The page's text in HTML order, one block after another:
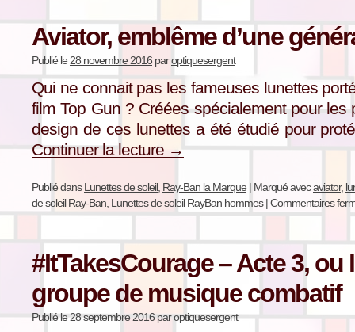
Aviator, emblême d’une
Publié le 28 novembre 2016 paroptiquesergent
Qui ne connait pas les fameuses lunettes
film Top Gun ? Créées spécialement pour les
design de ces lunettes a été étudié pour
Continuer la lecture →
Publié dans Lunettes de soleil, Ray-Ban la Marque | Marqué avecaviator,
de soleil Ray-Ban Lunettes de soleil RayBan hommes |Commentaires
#ItTakesCourage – Acte 3, ou
groupe de musique combatif
Publié le28 septembre 2016paroptiquesergent